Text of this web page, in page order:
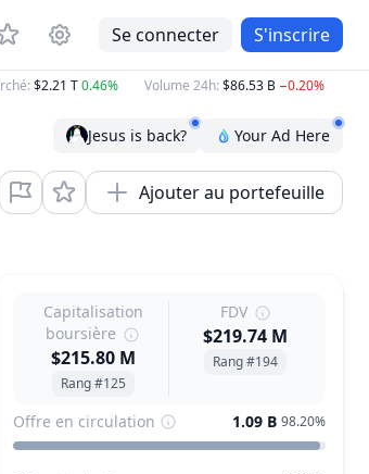
Se connecter S'inscrire
:$2.21 T0.46% Volume 24h :$86.53 B−0.20% BTC
Jesus is back? Your Ad Here
Ajouter au portefeuille
Capitalisation
boursière
$215.80 M
Rang #125
FDV
$219.74 M
Rang #194
Offre en circulation 1.09 B 98.20%